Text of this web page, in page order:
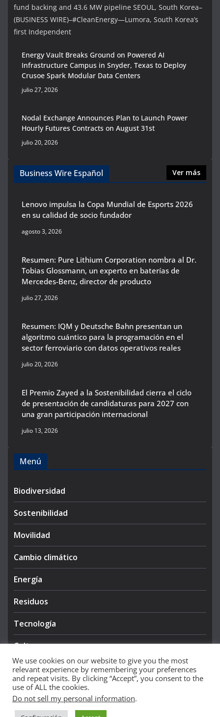
fund backing and 43.6 MW pipeline SEOUL, South Korea–
(BUSINESS WIRE)–#CleanEnergy—Lumora, South Korea’s
first Independent
Energy Vault Breaks Ground on Powered AI
Infrastructure Campus in Snyder, Texas to Deploy
Crusoe Spark Modular Data Centers
julio 27, 2026
Nodal Exchange Announces Plan to Launch Power
Hourly Futures Contracts on August 31st
julio 20, 2026
Business Wire Español Ver más
Lenovo impulsa la Copa Mundial de Esports 2026
en su calidad de socio fundador
agosto 3, 2026
Resumen: Pure Lithium Corporation nombra al Dr.
Tobias Glossmann, un experto en baterías de
Mercedes-Benz, director de producto
julio 27, 2026
Resumen: IQM y Deutsche Bahn presentan un
algoritmo cuántico para la programación en el
sector ferroviario con datos operativos reales
julio 20, 2026
El Premio Zayed a la Sostenibilidad cierra el ciclo
de presentación de candidaturas para 2027 con
una gran participación internacional
julio 13, 2026
Menú
Biodiversidad
Sostenibilidad
Movilidad
Cambio climático
Energía
Residuos
Tecnología
Cultura
Copyright © 2026NIEVE AZUL 360
We use cookies on our website to give you the most
relevant experience by remembering your preferences
and repeat visits. By clicking “Accept”, you consent to the
use of ALL the cookies.
Do not sell my personal information.